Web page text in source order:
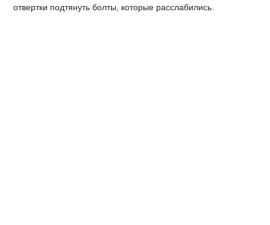
отвертки подтянуть болты, которые расслабились.